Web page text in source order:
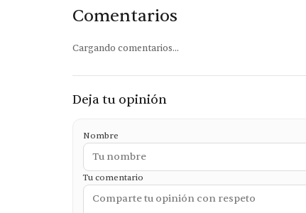
Comentarios
Cargando comentarios...
Deja tu opinión
Nombre
Tu comentario